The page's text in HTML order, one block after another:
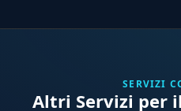
SERVIZI
Altri Servizi per